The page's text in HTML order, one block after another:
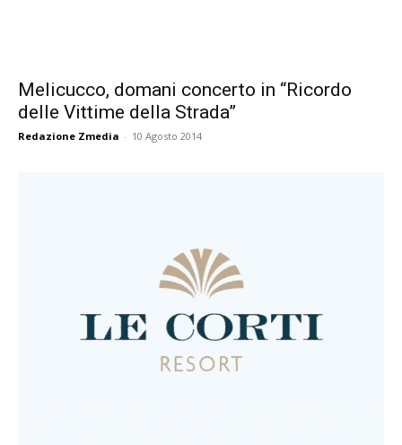
Melicucco, domani concerto in “Ricordo
delle Vittime della Strada”
Redazione Zmedia - 10 Agosto 2014